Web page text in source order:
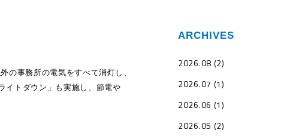
の事務所の電気をすべて消灯し、
イトダウン」も実施し、節電や
ARCHIVES
2026.08 (2)
2026.07 (1)
2026.06 (1)
2026.05 (2)